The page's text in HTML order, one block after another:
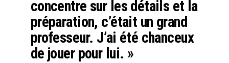
concentre sur les détails et la
préparation, c’était un grand
professeur. J’ai été chanceux
de jouer pour lui. »